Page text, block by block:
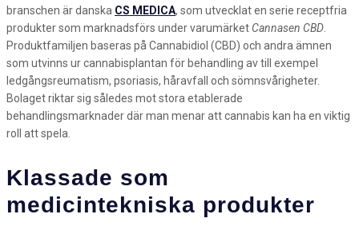
branschen är danska CS MEDICA, som utvecklat en serie receptfria
produkter som marknadsförs under varumärket Cannasen CBD
Produktfamiljen baseras på Cannabidiol (CBD) och andra ämnen
som utvinns ur cannabisplantan för behandling av till exempel
ledgångsreumatism, psoriasis, håravfall och sömnsvårigheter.
Bolaget riktar sig således mot stora etablerade
behandlingsmarknader där man menar att cannabis kan ha en viktig
roll att spela.
Klassade som
medicintekniska produkter